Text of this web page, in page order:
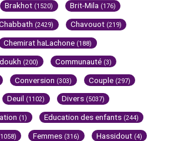
Brakhot (1520) Brit-Mila (176)
(2429) Chavouot (219)
Chemirat haLachone (188)
(200) Communauté (3)
Conversion (303) Couple (297)
Deuil (1102) Divers (5037)
(1) Education des enfants (244)
Femmes (316) Hassidout (4)